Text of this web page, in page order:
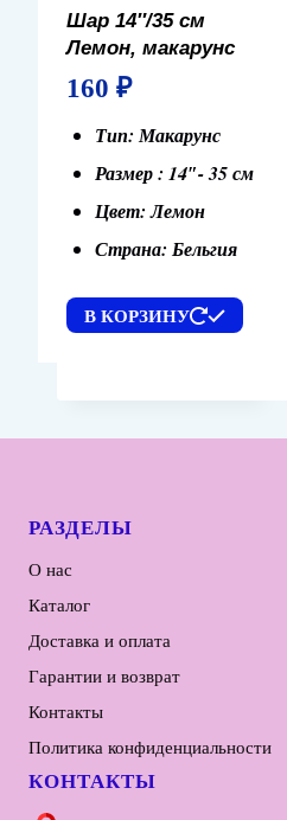
Шар 14″/35 см
Лемон, макарунс
160 ₽
Тип: Макарунс
Размер : 14″- 35 см
Цвет: Лемон
Страна: Бельгия
В КОРЗИНУ
РАЗДЕЛЫ
О нас
Каталог
Доставка и оплата
Гарантии и возврат
Контакты
Политика конфиденциальности
КОНТАКТЫ